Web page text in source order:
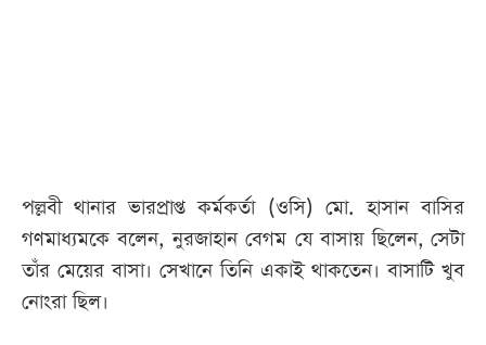
পল্লবী থানার ভারপ্রাপ্ত কর্মকর্তা (ওসি) মো. হাসান বাসির
গণমাধ্যমকে বলেন, নুরজাহান বেগম যে বাসায় ছিলেন, সেটা
তাঁর মেয়ের বাসা। সেখানে তিনি একাই থাকতেন। বাসাটি খুব
নোংরা ছিল।